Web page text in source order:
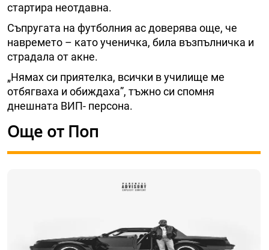
стартира неотдавна.
Съпругата на футболния ас доверява още, че
навремето – като ученичка, била възпълничка и
страдала от акне.
„Нямах си приятелка, всички в училище ме
отбягваха и обиждаха”, тъжно си спомня
днешната ВИП- персона.
Още от Поп